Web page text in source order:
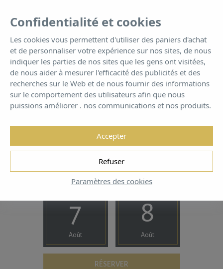
Services
Toutes les commodités que vous pouvez imaginer
Réservez dès maintenant pour
GARANTIE DU MEILLEUR PRIX!
7
Août
8
Août
Confidentialité et cookies
Les cookies vous permettent d'utiliser des paniers d'achat
et de personnaliser votre expérience sur nos sites, de nous
indiquer les parties de nos sites que les gens ont visitées,
de nous aider à mesurer l'efficacité des publicités et des
recherches sur le Web et de nous fournir des informations
sur le comportement des utilisateurs afin que nous
puissions améliorer . nos communications et nos produits.
Paramètres des cookies
Refuser
Accepter